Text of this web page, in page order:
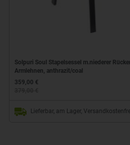
Solpuri Soul Stapelsessel m.niederer
Armlehnen, anthrazit/coal
359,00 €
Lieferbar, am Lager,